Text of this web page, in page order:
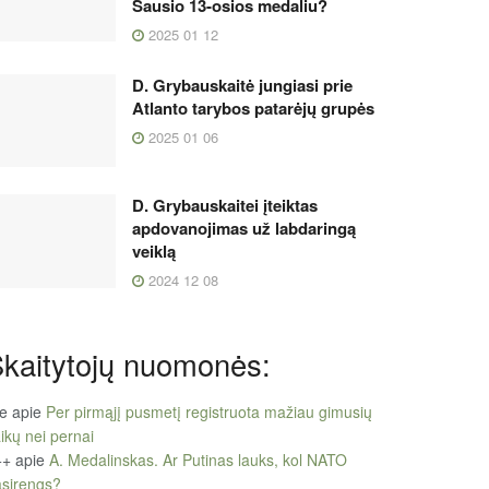
Sausio 13-osios medaliu?
2025 01 12
D. Grybauskaitė jungiasi prie
Atlanto tarybos patarėjų grupės
2025 01 06
D. Grybauskaitei įteiktas
apdovanojimas už labdaringą
veiklą
2024 12 08
nuomonės:
apie Per pirmąjį pusmetį registruota mažiau gimusių
nei pernai
apie A. Medalinskas. Ar Putinas lauks, kol NATO